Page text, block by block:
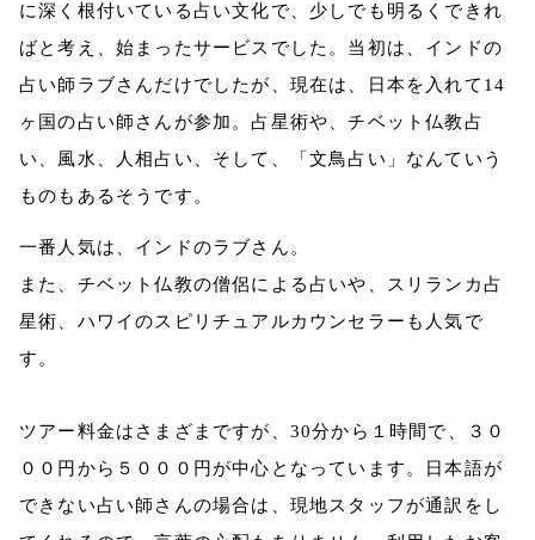
に深く根付いている占い文化で、少しでも明るくできれ
ばと考え、始まったサービスでした。当初は、インドの
占い師ラブさんだけでしたが、現在は、日本を入れて 14
ヶ国の占い師さんが参加。占星術や、チベット仏教占
い、風水、人相占い、そして、「文鳥占い」なんていう
ものもあるそうです。
一番人気は、インドのラブさん。
また、チベット仏教の僧侶による占いや、スリランカ占
星術、ハワイのスピリチュアルカウンセラーも人気で
す。
ツアー料金はさまざまですが、 30分から１時間で、３０
００円から５０００円が中心となっています。日本語が
できない占い師さんの場合は、現地スタッフが通訳をし